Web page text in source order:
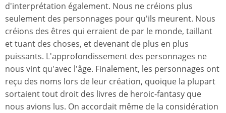
d'interprétation également. Nous ne créions plus
seulement des personnages pour qu'ils meurent. Nous
créions des êtres qui erraient de par le monde, taillant
et tuant des choses, et devenant de plus en plus
puissants. L'approfondissement des personnages ne
nous vint qu'avec l'âge. Finalement, les personnages ont
reçu des noms lors de leur création, quoique la plupart
sortaient tout droit des livres de heroic-fantasy que
nous avions lus. On accordait même de la considération